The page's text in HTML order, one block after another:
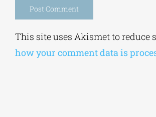
Alternative:
This site uses Akismet to reduce